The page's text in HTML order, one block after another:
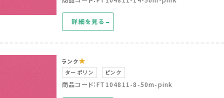
詳細を見る
ランク★
ターポリン ピンク
商品コード：FT104811-8-50m-pink